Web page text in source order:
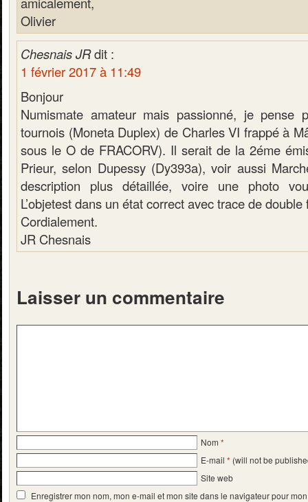
Olivier
Chesnais JRdit :
1 février 2017 à 11:49
Bonjour
Numismate amateur mais passionné, je pense
tournois (Moneta Duplex) de Charles VI frappé à
sous le O de FRACORV). Il serait de la 2éme
Prieur, selon Dupessy (Dy393a), voir aussi
description plus détaillée, voire une photo
L’objetest dans un état correct avec trace de
Cordialement.
JR Chesnais
Laisser un commentaire
Nom *
E-mail * (will not be
Site web
Enregistrer mon nom, mon e-mail et mon site dans le navigateur pour